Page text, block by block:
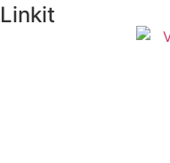
Linkit